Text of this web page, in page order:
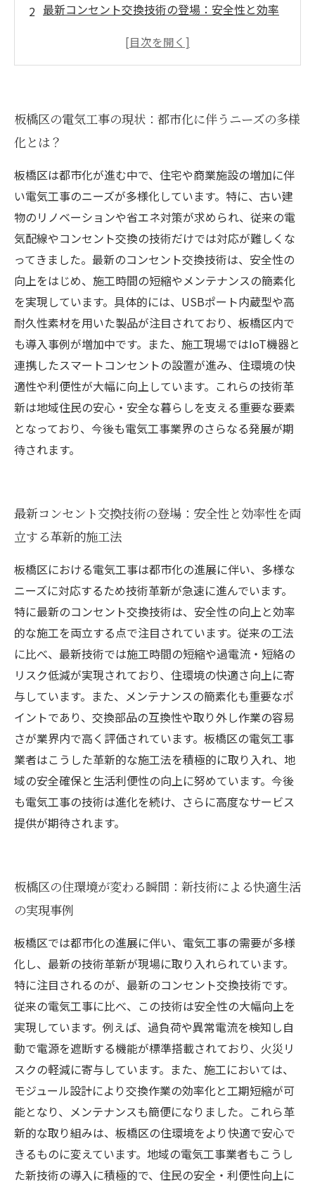
最新コンセント交換技術の登場：安全性と効率
板橋区の住環境が変わる瞬間：新技術による快
の技術導入の可能性
電気工事のプロが語る！今注目の最新コンセン
ト交換技術とは？
地域住民にも安心を：板橋区で進化する電気工
事が暮らしにもたらすメリット
板橋区の電気工事の現状：都市化に伴うニーズの多様
化とは？
板橋区は都市化が進む中で、住宅や商業施設の増加に伴
い電気工事のニーズが多様化しています。特に、古い建
物のリノベーションや省エネ対策が求められ、従来の電
気配線やコンセント交換の技術だけでは対応が難しくな
ってきました。最新のコンセント交換技術は、安全性の
向上をはじめ、施工時間の短縮やメンテナンスの簡素化
を実現しています。具体的には、USBポート内蔵型や高
耐久性素材を用いた製品が注目されており、板橋区内で
も導入事例が増加中です。また、施工現場ではIoT機器と
連携したスマートコンセントの設置が進み、住環境の快
適性や利便性が大幅に向上しています。これらの技術革
新は地域住民の安心・安全な暮らしを支える重要な要素
となっており、今後も電気工事業界のさらなる発展が期
待されます。
最新コンセント交換技術の登場：安全性と効率性を両
立する革新的施工法
板橋区における電気工事は都市化の進展に伴い、多様な
ニーズに対応するため技術革新が急速に進んでいます。
特に最新のコンセント交換技術は、安全性の向上と効率
的な施工を両立する点で注目されています。従来の工法
に比べ、最新技術では施工時間の短縮や過電流・短絡の
リスク低減が実現されており、住環境の快適さ向上に寄
与しています。また、メンテナンスの簡素化も重要なポ
イントであり、交換部品の互換性や取り外し作業の容易
さが業界内で高く評価されています。板橋区の電気工事
業者はこうした革新的な施工法を積極的に取り入れ、地
域の安全確保と生活利便性の向上に努めています。今後
も電気工事の技術は進化を続け、さらに高度なサービス
提供が期待されます。
板橋区の住環境が変わる瞬間：新技術による快適生活
の実現事例
板橋区では都市化の進展に伴い、電気工事の需要が多様
化し、最新の技術革新が現場に取り入れられています。
特に注目されるのが、最新のコンセント交換技術です。
従来の電気工事に比べ、この技術は安全性の大幅向上を
実現しています。例えば、過負荷や異常電流を検知し自
動で電源を遮断する機能が標準搭載されており、火災リ
スクの軽減に寄与しています。また、施工においては、
モジュール設計により交換作業の効率化と工期短縮が可
能となり、メンテナンスも簡便になりました。これら革
新的な取り組みは、板橋区の住環境をより快適で安心で
きるものに変えています。地域の電気工事業者もこうし
た新技術の導入に積極的で、住民の安全・利便性向上に